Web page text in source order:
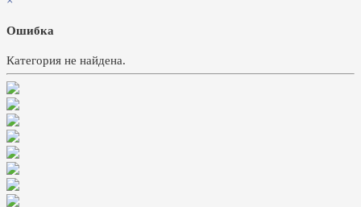
Ошибка
Категория не найдена.